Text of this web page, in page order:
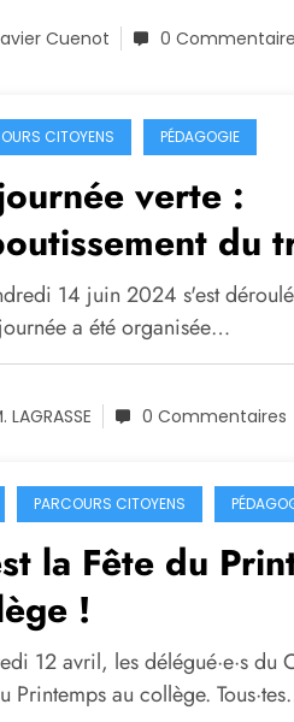
Cuenot 0
CITOYENS PÉDAGOGIE
verte :
du
14 juin 2024 s'est
a été organisée…
LAGRASSE 0 Commentaires
PARCOURS CITOYENS
la Fête du
!
12 avril, les délégué·e·s du
Printemps au collège.